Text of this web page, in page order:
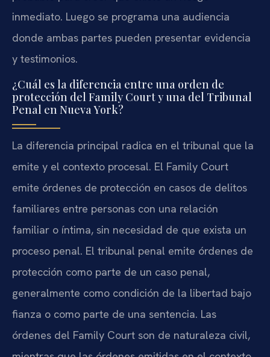
inmediato. Luego se programa una audiencia
donde ambas partes pueden presentar evidencia
y testimonios.
¿Cuál es la diferencia entre una orden de
protección del Family Court y una del Tribunal
Penal en Nueva York?
La diferencia principal radica en el tribunal que la
emite y el contexto procesal. El Family Court
emite órdenes de protección en casos de delitos
familiares entre personas con una relación
familiar o íntima, sin necesidad de que exista un
proceso penal. El tribunal penal emite órdenes de
protección como parte de un caso penal,
generalmente como condición de la libertad bajo
fianza o como parte de una sentencia. Las
órdenes del Family Court son de naturaleza civil,